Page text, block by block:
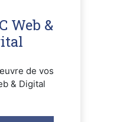
Web &
de vos
& Digital